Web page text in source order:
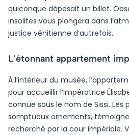
quiconque déposait un billet.
insolites vous plongera dans
justice vénitienne d’autrefois.
L’étonnant appartement
À l’intérieur du musée,
pour accueillir l’impératrice
connue sous le nom de Sissi.
somptueux ornements,
recherché par la cour impériale.